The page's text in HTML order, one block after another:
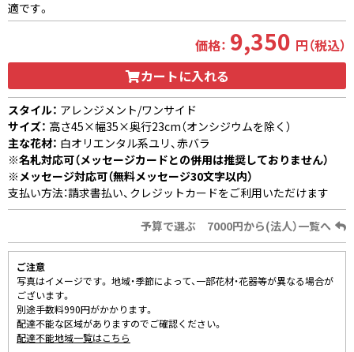
適です。
価格： 9,350 円（税込）
カートに入れる
スタイル： アレンジメント/ワンサイド
サイズ： 高さ45×幅35×奥行23cm（オンシジウムを除く）
主な花材： 白オリエンタル系ユリ、赤バラ
※名札対応可（メッセージカードとの併用は推奨しておりません）
※メッセージ対応可（無料メッセージ30文字以内）
支払い方法：請求書払い、クレジットカードをご利用いただけます
予算で選ぶ 7000円から(法人）一覧へ
ご注意
写真はイメージです。 地域・季節によって、一部花材・花器等が異なる場合が
ございます。
別途手数料990円がかかります。
配達不能な区域がありますのでご確認ください。
配達不能地域一覧はこちら